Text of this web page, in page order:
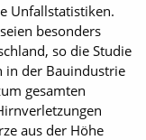
Unfallstatistiken.
besonders
so die Studie
in der Bauindustrie
gesamten
aus der Höhe